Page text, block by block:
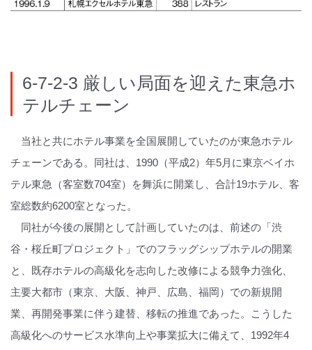
6-7-2-3 厳しい局面を迎えた東急ホ
テルチェーン
当社と共にホテル事業を全国展開していたのが東急ホテル
チェーンである。同社は、1990（平成2）年5月に東京ベイホ
テル東急（客室数704室）を舞浜に開業し、合計19ホテル、客
室総数約6200室となった。
同社が今後の展開として計画していたのは、前述の「渋
谷・桜丘町プロジェクト」でのフラッグシップホテルの開業
と、既存ホテルの高級化を志向した改修による競争力強化、
主要大都市（東京、大阪、神戸、広島、福岡）での新規開
業、再開発事業に伴う建替、移転の推進であった。こうした
高級化へのサービス水準向上や事業拡大に備えて、1992年4